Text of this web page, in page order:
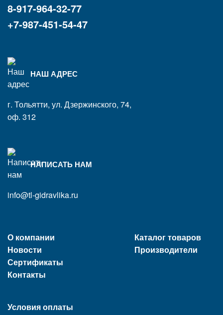
8-917-964-32-77
+7-987-451-54-47
НАШ АДРЕС
г. Тольятти, ул. Дзержинского, 74,
оф. 312
НАПИСАТЬ НАМ
info@tl-gidravlika.ru
О компании
Новости
Сертификаты
Контакты
Условия оплаты
Каталог товаров
Производители